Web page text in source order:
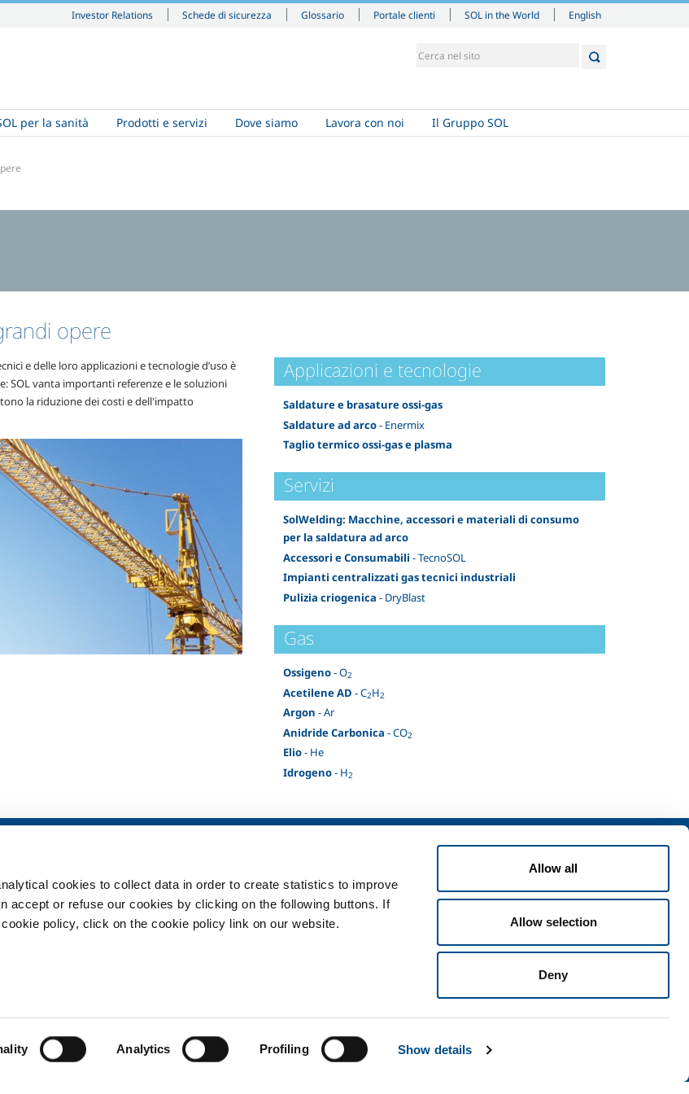
cookies to collect data in order to create statistics to improve
accept or refuse our cookies by clicking on the following buttons. If
policy, click on the cookie policy link on our website.
Analytics Profiling Show details
Allow all
Allow selection
Deny
Investor Relations Schede di sicurezza Glossario Portale clienti SOL in the World English
per la sanità Prodotti e servizi Dove siamo Lavora con noi Il Gruppo SOL
opere
e delle loro applicazioni e tecnologie d’uso è
SOL vanta importanti referenze e le soluzioni
la riduzione dei costi e dell'impatto
Applicazioni e tecnologie
Saldature e brasature ossi-gas
Saldature ad arco- Enermix
Taglio termico ossi-gas e plasma
Servizi
SolWelding: Macchine, accessori e materiali di consumo
per la saldatura ad arco
Accessori e Consumabili- TecnoSOL
Impianti centralizzati gas tecnici industriali
Pulizia criogenica - DryBlast
Gas
Ossigeno- O2
Acetilene AD - C2H2
Argon - Ar
Anidride Carbonica - CO2
Elio- He
Idrogeno- H2
Servizi
Impianti dispositivo medico
Gas medicali
Prodotti e servizi per la sanità
Privacy Cookies Termini e condizioni Disclaimer Mappa del sito